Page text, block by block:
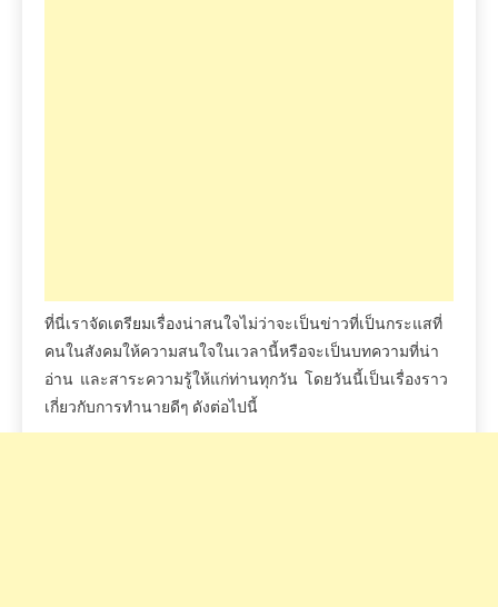
ที่นี่เราจัดเตรียมเรื่องน่าสนใจไม่ว่าจะเป็นข่าวที่เป็นกระแสที่
คนในสังคมให้ความสนใจในเวลานี้หรือจะเป็นบทความที่น่า
อ่าน และสาระความรู้ให้แก่ท่านทุกวัน โดยวันนี้เป็นเรื่องราว
เกี่ยวกับการทำนายดีๆ ดังต่อไปนี้